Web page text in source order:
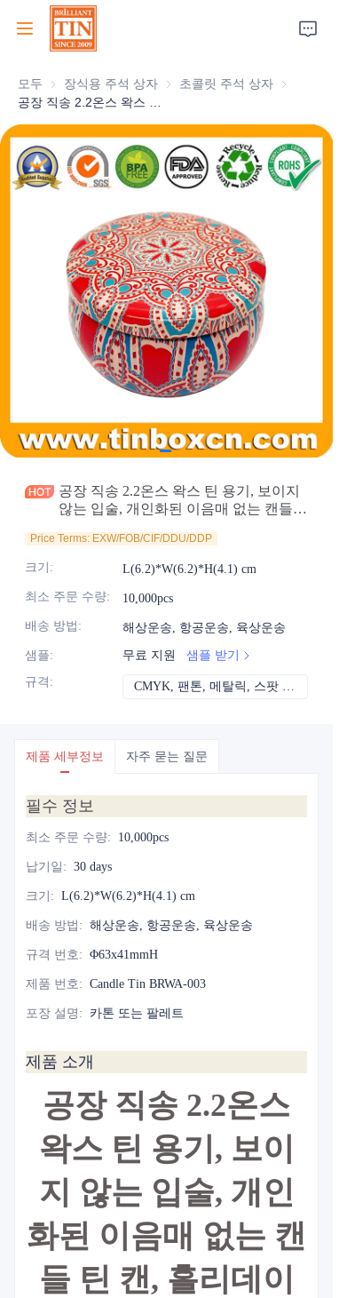
모두 장식용 주석 상자 장식용 주석 상자
초콜릿 주석 상자 초콜릿 주석
공장 직송 2.2온스 왁스 틴 용기, 보이지
않는 입술, 개인화된 이음매 없는 캔들
매용
Price Terms: EXW/FOB/CIF/DDU/DDP
크기 : L(6.2)*W(6.2)*H(4.1) cm
최소 주문 수량: 10,000pcs
배송 방법 : 해상운송, 항공운송, 육상운송
샘플: 무료 지원
샘플 받기
규격 : CMYK, 팬톤, 메탈릭, 스팟 컬러 등
제품 세부정보 자주 묻는 질문
필수 정보
최소 주문 수량: 10,000pcs
납기일 : 30 days
크기 : L(6.2)*W(6.2)*H(4.1) cm
배송 방법 : 해상운송, 항공운송, 육상운송
규격 번호: Φ63x41mmH
제품 번호: Candle Tin BRWA-003
포장 설명 : 카톤 또는 팔레트
제품 소개
공장 직송 2.2온스
왁스 틴 용기, 보이
지 않는 입술, 개인
화된 이음매 없는 캔
들 틴 캔, 홀리데이
집
회사
제품
고객 서비스
박람회 2026
지속 가능성
소식